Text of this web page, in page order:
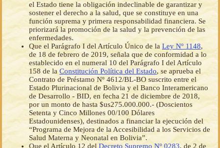
el Estado tiene la obligación indeclinable de garantizar y
sostener el derecho a la salud, que se constituye en una
función suprema y primera responsabilidad financiera. Se
priorizará la promoción de la salud y la prevención de las
enfermedades.
Que el Parágrafo I del Artículo Único de la Ley Nº 1148,
de 18 de febrero de 2019, señala que de conformidad a lo
establecido en el numeral 10 del Parágrafo I del Artículo
158 de la Constitución Política del Estado, se aprueba el
Contrato de Préstamo Nº 4612/BL-BO suscrito entre el
Estado Plurinacional de Bolivia y el Banco Interamericano
de Desarrollo - BID, en fecha 21 de diciembre de 2018,
por un monto de hasta $us275.000.000.- (Doscientos
Setenta y Cinco Millones 00/100 Dólares
Estadounidenses), destinados a financiar la ejecución del
“Programa de Mejora de la Accesibilidad a los Servicios de
Salud Materna y Neonatal en Bolivia”.
Que el Artículo 12 del Decreto Supremo Nº 0283, de 2 de